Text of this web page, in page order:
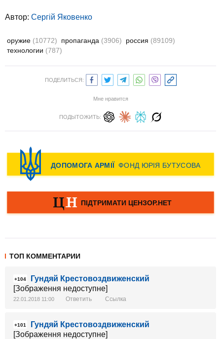
Автор: Сергій Яковенко
оружие (10772) пропаганда (3906) россия (89109)
технологии (787)
ПОДЕЛИТЬСЯ:
Мне нравится
ПОДЫТОЖИТЬ:
ТОП КОММЕНТАРИИ
+104
Гундяй Крестовоздвиженский
[Зображення недоступне]
22.01.2018 11:00 Ответить Ссылка
+101
Гундяй Крестовоздвиженский
[Зображення недоступне]